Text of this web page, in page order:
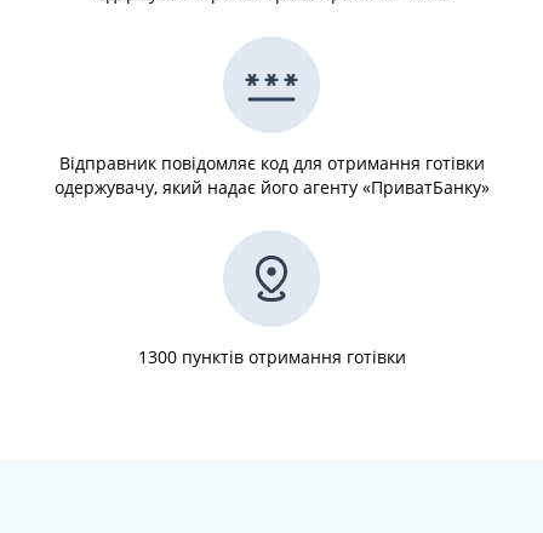
Відправник повідомляє код для отримання готівки
одержувачу, який надає його агенту «ПриватБанку»
1300 пунктів отримання готівки